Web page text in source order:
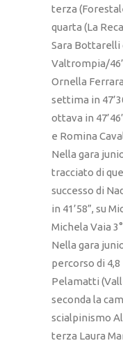
terza
quarta (La
Sara Bottarelli
Valtrompia/
Ornella Ferrara
settima in
ottava in
e Romina
Nella gara
tracciato di
successo di
in 41’58”, su
Michela Vaia 3°
Nella gara
percorso di
Pelamatti
seconda la
scialpinismo
terza Laura